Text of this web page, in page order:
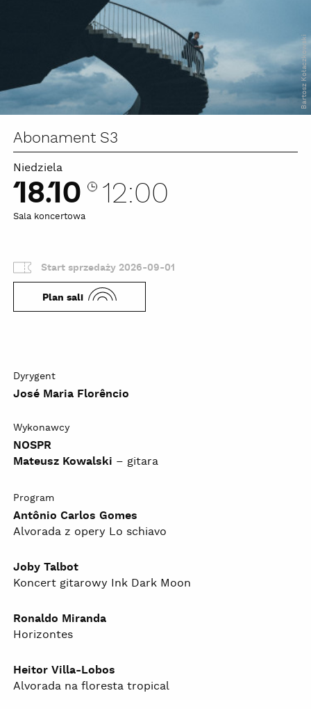
Abonament S3
Niedziela
18.10 12:00
Sala koncertowa
Start sprzedaży 2026-09-01
Plan sali
Bartosz Kołaczkowski
Dyrygent
José Maria Florêncio
Wykonawcy
NOSPR
Mateusz Kowalski – gitara
Program
Antônio Carlos Gomes
Alvorada z opery Lo schiavo
Joby Talbot
Koncert gitarowy Ink Dark Moon
Ronaldo Miranda
Horizontes
Heitor Villa-Lobos
Alvorada na floresta tropical